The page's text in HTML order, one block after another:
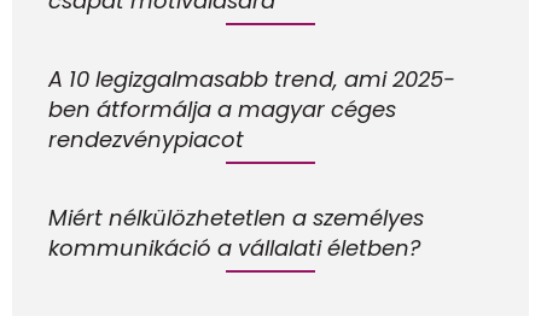
A 10 legizgalmasabb trend, ami 2025-
ben átformálja a magyar céges
rendezvénypiacot
Miért nélkülözhetetlen a személyes
kommunikáció a vállalati életben?